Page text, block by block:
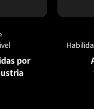
por